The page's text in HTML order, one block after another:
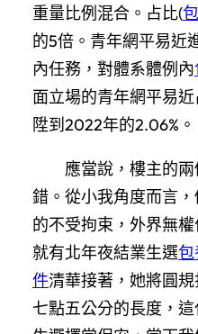
重量比例混合。占比(
的5倍。青年網平易近
內任務，對體系體例內
面立場的青年網平易近
陞到2022年的2.06%。
應當說，樓主的
錯。從小我角度而言
的不受拘束，外界無
就有北年夜結業生選
件清華接著，她將圓規
七點五公分的長度，